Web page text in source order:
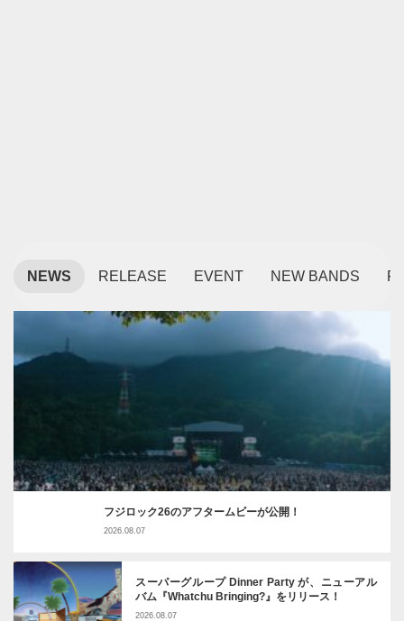
NEWS RELEASE EVENT NEW BANDS
フジロック26のアフタームビーが公開！
2026.08.07
スーパーグループ Dinner Party が、ニューアル
バム『Whatchu Bringing?』をリリース！
2026.08.07